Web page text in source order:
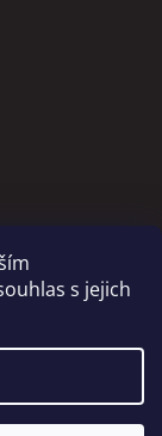
s jejich
Rutkowski.